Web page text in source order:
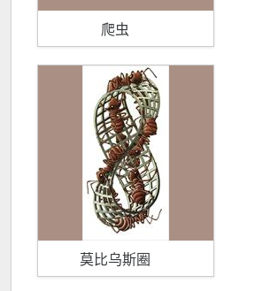
爬虫
莫比乌斯圈